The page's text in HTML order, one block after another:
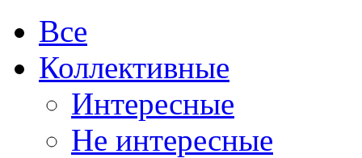
Все
Коллективные
Интересные
Не интересные